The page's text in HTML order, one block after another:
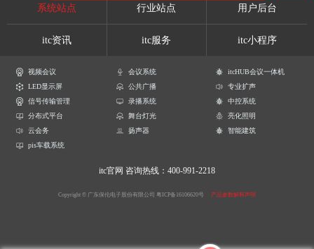
系统站点 行业站点 用户后台
itc资讯 itc服务 itc小程序
视频会议 会议系统
itcHUB会议一体机
LED显示屏
公共广播
专业扩声
信号传输管理
录播系统
中控系统
分布式平台
舞台灯光
亮化照明
云会务
扬声器
智能建筑
pis车载系统
itc官网 咨询热线：400-991-2218
Copyright © 广东保伦电子股份有限公司 粤ICP备16106620号 产品参数解释声明